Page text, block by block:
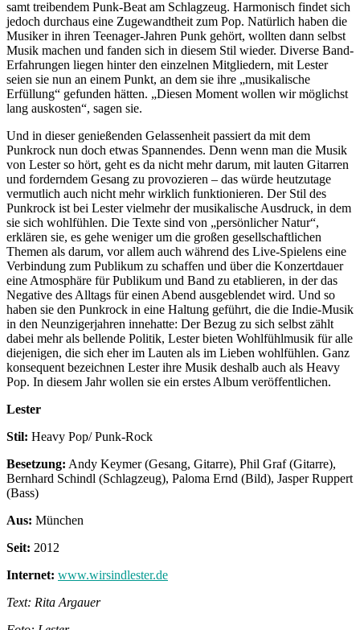
samt treibendem Punk-Beat am Schlagzeug. Harmonisch findet sich
jedoch durchaus eine Zugewandtheit zum Pop. Natürlich haben die
Musiker in ihren Teenager-Jahren Punk gehört, wollten dann selbst
Musik machen und fanden sich in diesem Stil wieder. Diverse Band-
Erfahrungen liegen hinter den einzelnen Mitgliedern, mit Lester
seien sie nun an einem Punkt, an dem sie ihre „musikalische
Erfüllung“ gefunden hätten. „Diesen Moment wollen wir möglichst
lang auskosten“, sagen sie.
Und in dieser genießenden Gelassenheit passiert da mit dem
Punkrock nun doch etwas Spannendes. Denn wenn man die Musik
von Lester so hört, geht es da nicht mehr darum, mit lauten Gitarren
und forderndem Gesang zu provozieren – das würde heutzutage
vermutlich auch nicht mehr wirklich funktionieren. Der Stil des
Punkrock ist bei Lester vielmehr der musikalische Ausdruck, in dem
sie sich wohlfühlen. Die Texte sind von „persönlicher Natur“,
erklären sie, es gehe weniger um die großen gesellschaftlichen
Themen als darum, vor allem auch während des Live-Spielens eine
Verbindung zum Publikum zu schaffen und über die Konzertdauer
eine Atmosphäre für Publikum und Band zu etablieren, in der das
Negative des Alltags für einen Abend ausgeblendet wird. Und so
haben sie den Punkrock in eine Haltung geführt, die die Indie-Musik
in den Neunzigerjahren innehatte: Der Bezug zu sich selbst zählt
dabei mehr als bellende Politik, Lester bieten Wohlfühlmusik für alle
diejenigen, die sich eher im Lauten als im Lieben wohlfühlen. Ganz
konsequent bezeichnen Lester ihre Musik deshalb auch als Heavy
Pop. In diesem Jahr wollen sie ein erstes Album veröffentlichen.
Lester
Stil: Heavy Pop/ Punk-Rock
Besetzung: Andy Keymer (Gesang, Gitarre), Phil Graf (Gitarre),
Bernhard Schindl (Schlagzeug), Paloma Ernd (Bild), Jasper Ruppert
(Bass)
Aus: München
Seit: 2012
Internet: www.wirsindlester.de
Text: Rita Argauer